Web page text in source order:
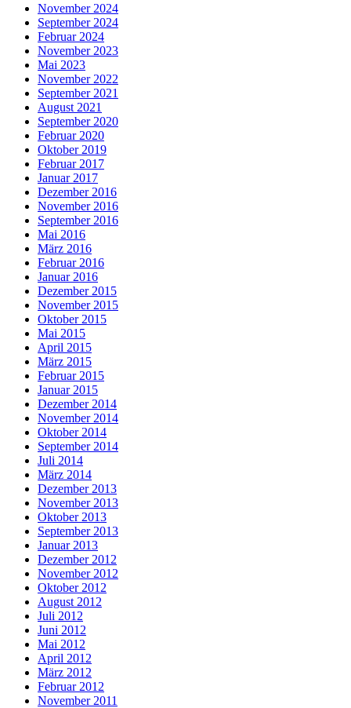
November 2024
September 2024
Februar 2024
November 2023
Mai 2023
November 2022
September 2021
August 2021
September 2020
Februar 2020
Oktober 2019
Februar 2017
Januar 2017
Dezember 2016
November 2016
September 2016
Mai 2016
März 2016
Februar 2016
Januar 2016
Dezember 2015
November 2015
Oktober 2015
Mai 2015
April 2015
März 2015
Februar 2015
Januar 2015
Dezember 2014
November 2014
Oktober 2014
September 2014
Juli 2014
März 2014
Dezember 2013
November 2013
Oktober 2013
September 2013
Januar 2013
Dezember 2012
November 2012
Oktober 2012
August 2012
Juli 2012
Juni 2012
Mai 2012
April 2012
März 2012
Februar 2012
November 2011